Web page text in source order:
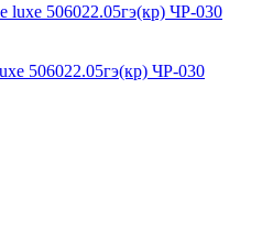
506022.05гэ(кр) ЧР-030